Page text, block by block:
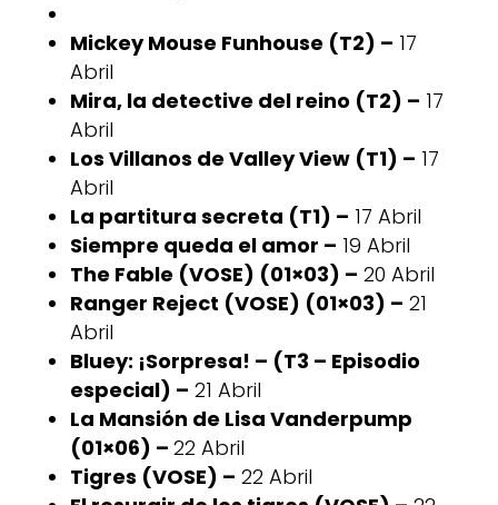
Mickey Mouse Funhouse (T2) – 17
Abril
Mira, la detective del reino (T2) – 17
Abril
Los Villanos de Valley View (T1) – 17
Abril
La partitura secreta (T1) – 17 Abril
Siempre queda el amor – 19 Abril
The Fable (VOSE) (01×03) – 20 Abril
Ranger Reject (VOSE) (01×03) – 21
Abril
Bluey: ¡Sorpresa! – (T3 – Episodio
especial) – 21 Abril
La Mansión de Lisa Vanderpump
(01×06) – 22 Abril
Tigres (VOSE) – 22 Abril